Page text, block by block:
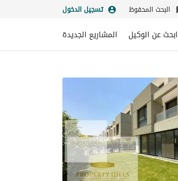
البحث المحفوظ تسجيل الدخول
ابحث عن الوكيل المشاريع الجديدة